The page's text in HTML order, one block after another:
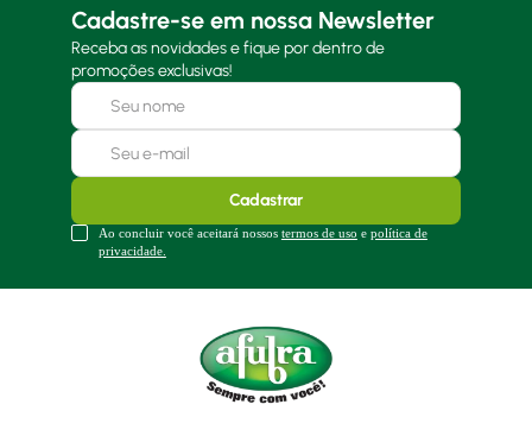
Cadastre-se em nossa Newsletter
Receba as novidades e fique por dentro de
promoções exclusivas!
Cadastrar
Ao concluir você aceitará nossos termos de uso e política de
privacidade.